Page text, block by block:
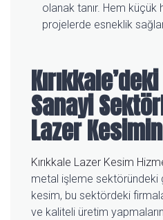
olanak tanır. Hem küçük
projelerde esneklik
Sanayi
Lazer
Kırıkkale Lazer Kesim
metal işleme sektöründeki
kesim, bu sektördeki
ve kaliteli üretim